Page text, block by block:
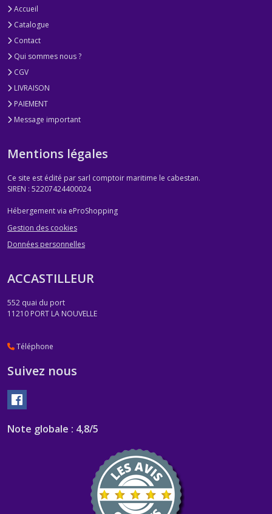
Accueil
Catalogue
Contact
Qui sommes nous ?
CGV
LIVRAISON
PAIEMENT
Message important
Mentions légales
Ce site est édité par sarl comptoir maritime le cabestan.
SIREN : 52207424400024
Hébergement via eProShopping
Gestion des cookies
Données personnelles
ACCASTILLEUR
552 quai du port
11210 PORT LA NOUVELLE
Téléphone
Suivez nous
Note globale : 4,8/5